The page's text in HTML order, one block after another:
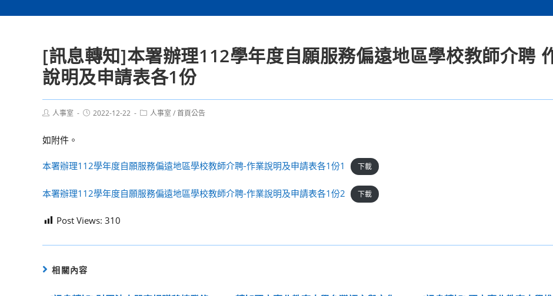
[訊息轉知]本署辦理112學年度自願服務偏遠地區學校教師介聘
說明及申請表各1份
Post人事室
Post2022-12-22
Post人事室 /首頁公告
如附件。
本署辦理112學年度自願服務偏遠地區學校教師介聘-作業說明及申請表各1份1 下載
本署辦理112學年度自願服務偏遠地區學校教師介聘-作業說明及申請表各1份2 下載
Post Views: 310
相關內容